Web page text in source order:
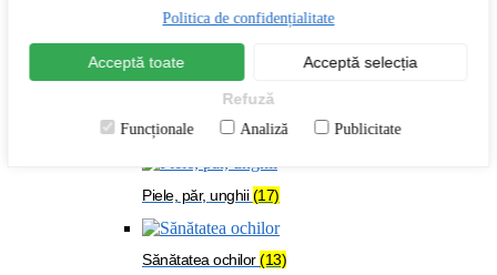
Oase & mușchi
Organism solicitat(108)
Piele, păr, unghii(17)
Sănătatea ochilor(13)
Politica de confidențialitate
Acceptă toate Acceptă selecția
Refuză
Funcționale Analiză Publicitate